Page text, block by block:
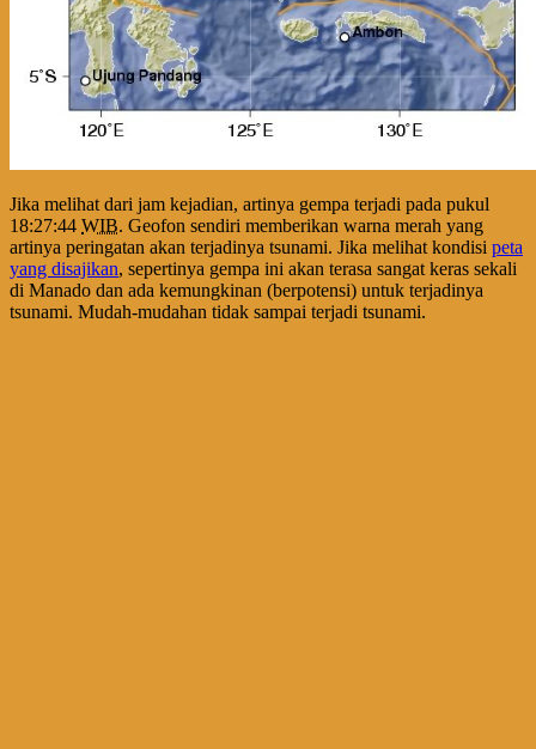
Jika melihat dari jam kejadian, artinya gempa terjadi pada pukul
18:27:44 WIB. Geofon sendiri memberikan warna merah yang
artinya peringatan akan terjadinya tsunami. Jika melihat kondisi peta
yang disajikan, sepertinya gempa ini akan terasa sangat keras sekali
di Manado dan ada kemungkinan (berpotensi) untuk terjadinya
tsunami. Mudah-mudahan tidak sampai terjadi tsunami.